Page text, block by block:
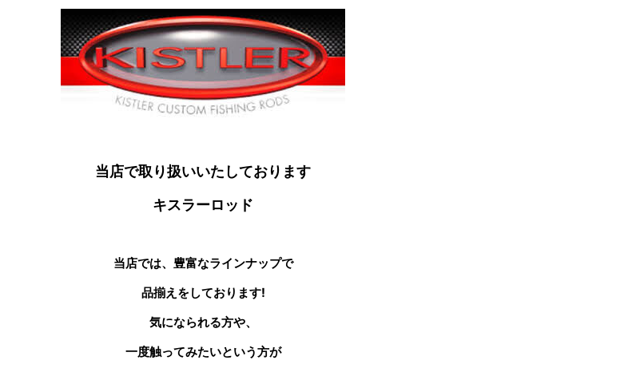
当店で取り扱いいたしております
キスラーロッド
当店では、豊富なラインナップで
品揃えをしております!
気になられる方や、
一度触ってみたいという方が